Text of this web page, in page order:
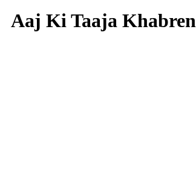
Aaj Ki Taaja Khabren